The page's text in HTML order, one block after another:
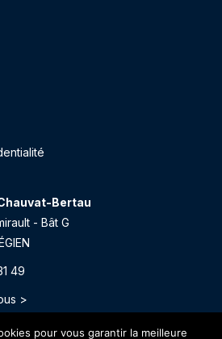
Bertau
- Bât G
49
>
pour vous garantir la meilleure